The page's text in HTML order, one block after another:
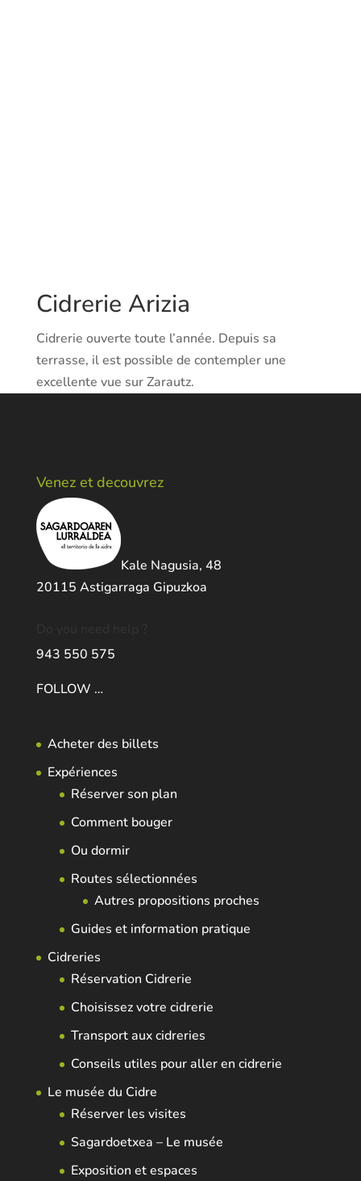
Cidrerie Arizia
Cidrerie ouverte toute l’année. Depuis sa
terrasse, il est possible de contempler une
excellente vue sur Zarautz.
Venez et decouvrez
Kale Nagusia, 48
20115 Astigarraga Gipuzkoa
943 550 575
FOLLOW …
Acheter des billets
Expériences
Réserver son plan
Comment bouger
Ou dormir
Routes sélectionnées
Autres propositions proches
Guides et information pratique
Cidreries
Réservation Cidrerie
Choisissez votre cidrerie
Transport aux cidreries
Conseils utiles pour aller en cidrerie
Le musée du Cidre
Réserver les visites
Sagardoetxea – Le musée
Exposition et espaces